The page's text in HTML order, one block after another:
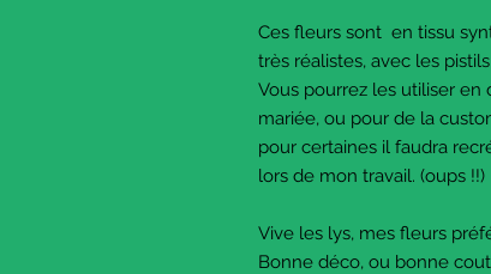
Ces fleurs sont en tissu
très réalistes, avec les
Vous pourrez les utiliser
mariée, ou pour de la
pour certaines il faudra
lors de mon travail. (oups !!)
Vive les lys, mes fleurs
Bonne déco, ou bonne